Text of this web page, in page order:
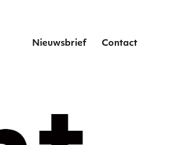
Nieuwsbrief Contact